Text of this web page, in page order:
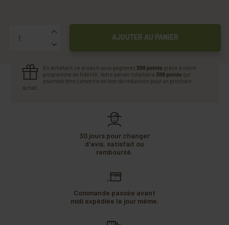
AJOUTER AU PANIER
En achetant ce produit vous gagnerez 399 points grâce à notre
programme de fidélité. Votre panier totalisera 399 points qui
pourront être convertis en bon de réduction pour un prochain
achat.
30 jours pour changer
d'avis, satisfait ou
remboursé.
Commande passée avant
midi expédiée le jour même.